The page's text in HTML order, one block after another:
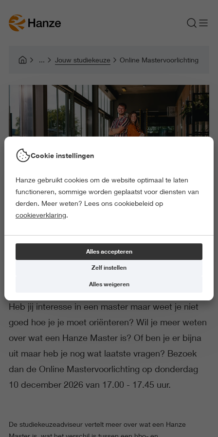
Jouw studiekeuze Online Mastervoorlichting
Online Mastervoorlichting
Heb jij interesse in een master maar weet je niet
goed hoe je je moet oriënteren? Wil je meer weten
over wat een Hanze Master is? Of ben je er bijna
uit maar heb je nog wat laatste vragen? Bezoek
dan de Online Mastervoorlichting op donderdag
10 december 2026 van 17.00 - 17.45 uur.
De studiekeuzeadviseur vertelt meer over wat een Hanze
Cookie instellingen
Hanze gebruikt cookies om de website optimaal te laten
functioneren, sommige worden geplaatst voor diensten van
derden. Meer weten? Lees ons cookiebeleid op
cookieverklaring.
Alles accepteren
Zelf instellen
Alles weigeren